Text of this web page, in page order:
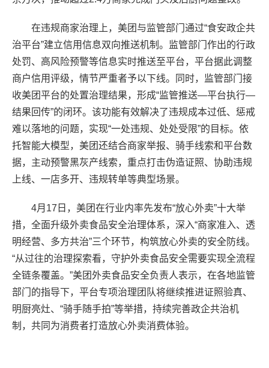
在违规商家治理上，美团与监管部门通过“食安政企共
治平台”建立信用信息双向推送机制。监管部门作出的行政
处罚、高风险预警等信息实时推送至平台，平台据此调整
商户信用评级，情节严重者予以下线。同时，监管部门接
收美团平台的处置治理结果，形成“监管推送—平台执行—
结果回传”的闭环。该功能有效解决了违规成本过低、惩戒
难以落地的问题，实现“一处违规、处处受限”的目标。依
托智能大模型，美团还结合商家举报、骑手线索和平台数
据，主动预警黑灰产线索，重点打击伪造证照、协助违规
上线、一店多开、违规转单等典型场景。
4月17日，美团在行业内率先发布“放心外卖”十大举
措，全面升级外卖食品安全治理体系，深入“商家准入、透
明经营、多方共治”三个环节，构筑放心外卖的安全防线。
“从过往的治理探索看，守护外卖食品安全需要实现全流程
全链条覆盖。”美团外卖食品安全负责人表示，在各地监管
部门的指导下，平台专项治理团队将继续推进证照验真、
明厨亮灶、“骑手随手拍”等举措，持续完善政企共治机
制，共同为消费者打造放心外卖消费体验。